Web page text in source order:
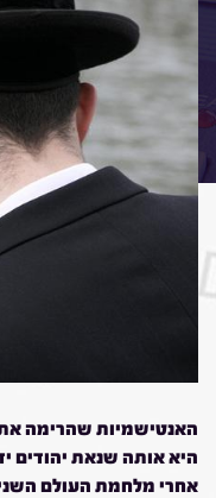
היא אותה שנאת
אחרי מלחמת העולם